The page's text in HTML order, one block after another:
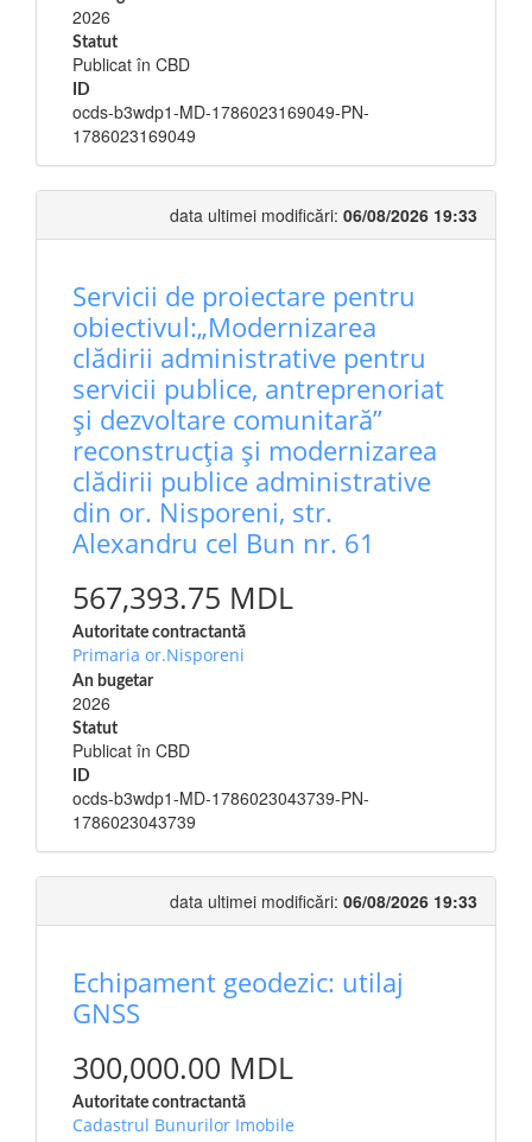
2026
Statut
Publicat în CBD
ID
ocds-b3wdp1-MD-1786023169049-PN-
1786023169049
data ultimei modificări: 06/08/2026 19:33
Servicii de proiectare pentru
obiectivul:„Modernizarea
clădirii administrative pentru
servicii publice, antreprenoriat
și dezvoltare comunitară”
reconstrucția și modernizarea
clădirii publice administrative
din or. Nisporeni, str.
Alexandru cel Bun nr. 61
567,393.75 MDL
Autoritate contractantă
Primaria or.Nisporeni
An bugetar
2026
Statut
Publicat în CBD
ID
ocds-b3wdp1-MD-1786023043739-PN-
1786023043739
data ultimei modificări: 06/08/2026 19:33
Echipament geodezic: utilaj
GNSS
300,000.00 MDL
Autoritate contractantă
Cadastrul Bunurilor Imobile